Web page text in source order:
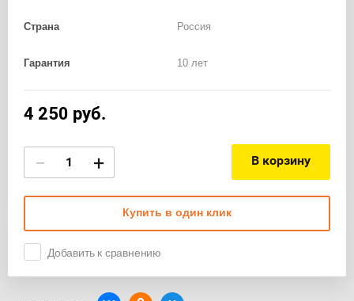
Страна Россия
Гарантия 10 лет
4 250 руб.
− + В корзину
Купить в один клик
Добавить к сравнению